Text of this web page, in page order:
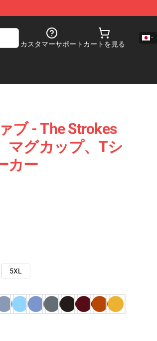
カスタマーサポート カートを見る
ブ - The Strokes
マグカップ、Tシ
カー
5XL